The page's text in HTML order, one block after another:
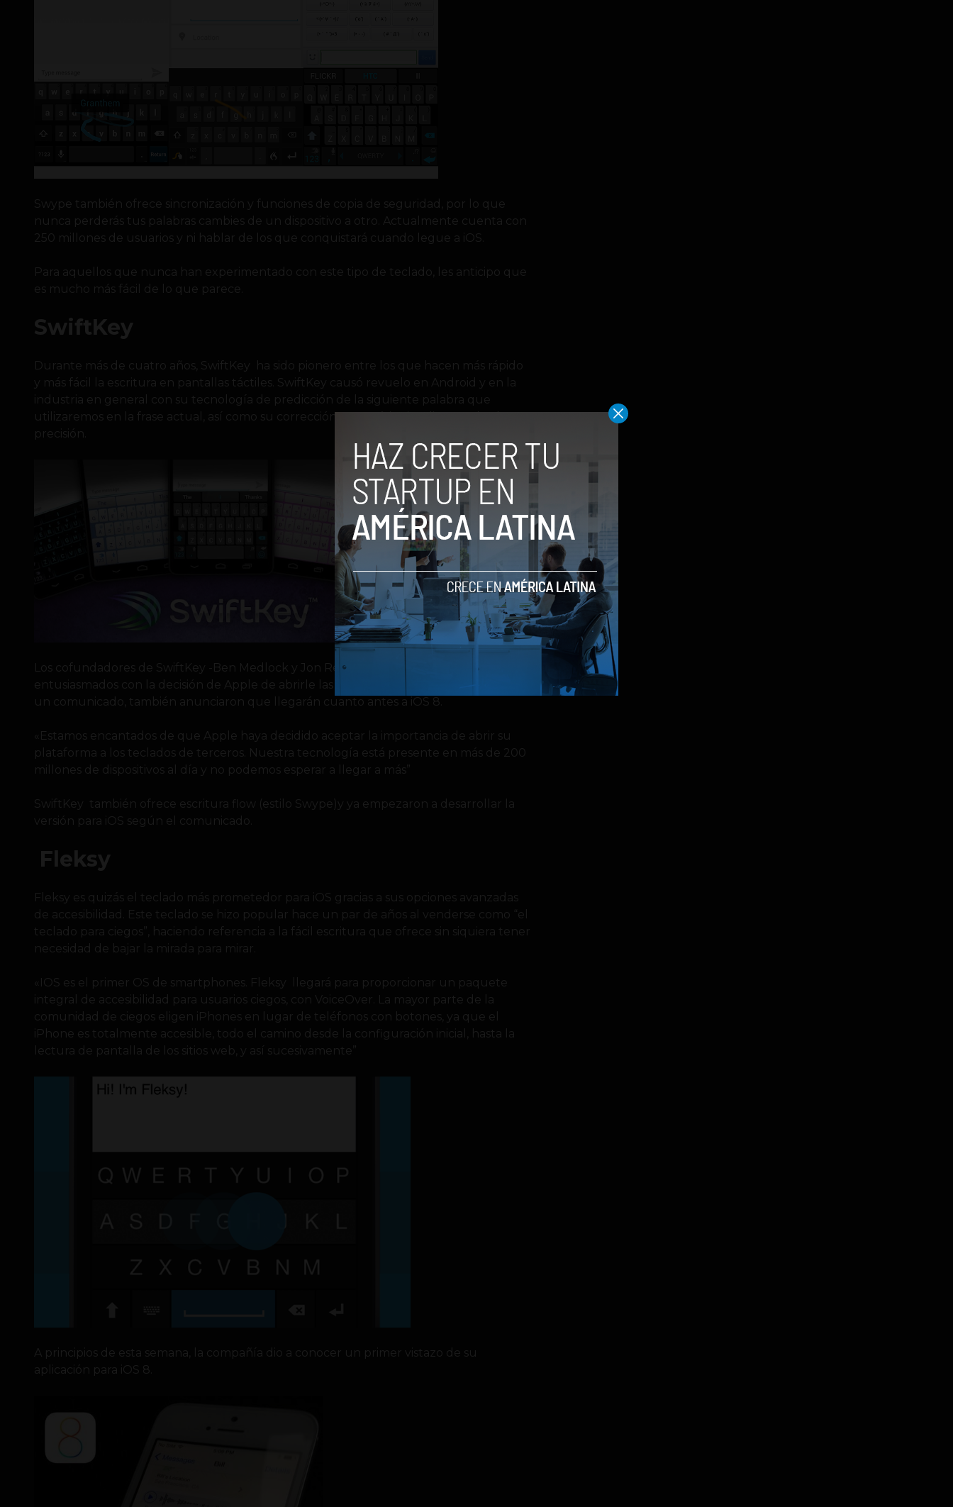
Swype también ofrece sincronización y funciones de copia de seguridad, por lo que
nunca perderás tus palabras cambies de un dispositivo a otro. Actualmente cuenta con
250 millones de usuarios y ni hablar de los que conquistará cuando legue a iOS.
Para aquellos que nunca han experimentado con este tipo de teclado, les anticipo que
es mucho más fácil de lo que parece.
SwiftKey
Durante más de cuatro años, SwiftKey ha sido pionero entre los que hacen más rápido
y más fácil la escritura en pantallas táctiles. SwiftKey causó revuelo en Android y en la
industria en general con su tecnología de predicción de la siguiente palabra que
utilizaremos en la frase actual, así como su corrección automática inteligente de alta
precisión.
Los cofundadores de SwiftKey -Ben Medlock y Jon Reynolds- están muy
entusiasmados con la decisión de Apple de abrirle las puertas a teclados de terceros; en
un comunicado, también anunciaron que llegarán cuanto antes a iOS 8.
«Estamos encantados de que Apple haya decidido aceptar la importancia de abrir su
plataforma a los teclados de terceros. Nuestra tecnología está presente en más de 200
millones de dispositivos al día y no podemos esperar a llegar a más”
SwiftKey también ofrece escritura flow (estilo Swype)y ya empezaron a desarrollar la
versión para iOS según el comunicado.
Fleksy
Fleksy es quizás el teclado más prometedor para iOS gracias a sus opciones avanzadas
de accesibilidad. Este teclado se hizo popular hace un par de años al venderse como “el
teclado para ciegos”, haciendo referencia a la fácil escritura que ofrece sin siquiera tener
necesidad de bajar la mirada para mirar.
«IOS es el primer OS de smartphones. Fleksy llegará para proporcionar un paquete
integral de accesibilidad para usuarios ciegos, con VoiceOver. La mayor parte de la
comunidad de ciegos eligen iPhones en lugar de teléfonos con botones, ya que el
iPhone es totalmente accesible, todo el camino desde la configuración inicial, hasta la
lectura de pantalla de los sitios web, y así sucesivamente”
A principios de esta semana, la compañía dio a conocer un primer vistazo de su
aplicación para iOS 8.